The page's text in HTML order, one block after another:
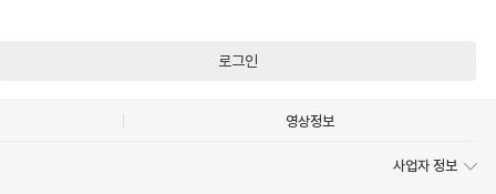
로그인
영상정보
사업자 정보